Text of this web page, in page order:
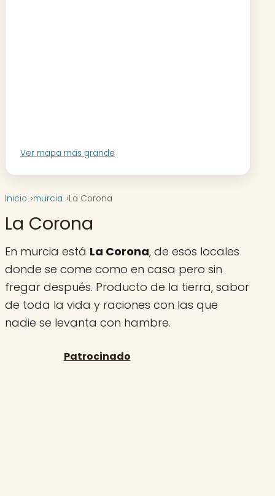
Ver mapa más grande
Inicio murcia La Corona
La Corona
En murcia está La Corona, de esos locales
donde se come como en casa pero sin
fregar después. Producto de la tierra, sabor
de toda la vida y raciones con las que
nadie se levanta con hambre.